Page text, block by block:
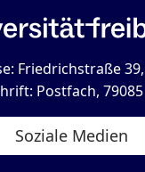
Friedrichstraße
Postfach,
Soziale Medien